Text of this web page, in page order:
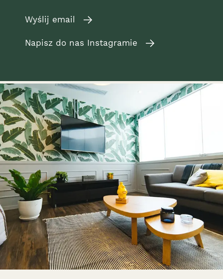
Wyślij email
Napisz do nas Instagramie